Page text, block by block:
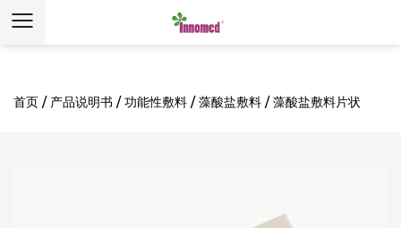
首页 / 产品说明书 /功能性敷料 /藻酸盐敷料 /藻酸盐敷料片状